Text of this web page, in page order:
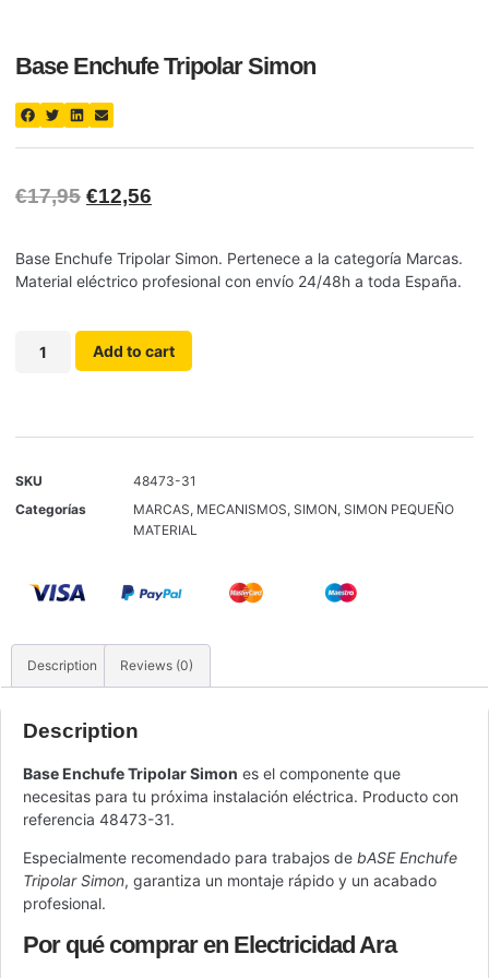
Base Enchufe Tripolar Simon
€17,95 €12,56
Base Enchufe Tripolar Simon. Pertenece a la categoría Marcas.
Material eléctrico profesional con envío 24/48h a toda España.
Add to cart
SKU
48473-31
Categorías
MARCAS, MECANISMOS, SIMON, SIMON PEQUEÑO
MATERIAL
Description Reviews (0)
Description
Base Enchufe Tripolar Simon es el componente que
necesitas para tu próxima instalación eléctrica. Producto con
referencia 48473-31.
Especialmente recomendado para trabajos de bASE Enchufe
Tripolar Simon, garantiza un montaje rápido y un acabado
profesional.
Por qué comprar en Electricidad Ara